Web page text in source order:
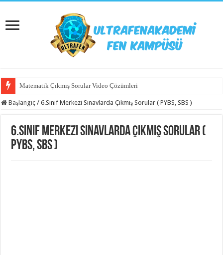
Matematik Çıkmış Sorular Video Çözümleri
Başlangıç / 6.Sınıf Merkezi Sınavlarda Çıkmış Sorular ( PYBS, SBS )
6.Sınıf Merkezi Sınavlarda Çıkmış Sorular (
PYBS, SBS )